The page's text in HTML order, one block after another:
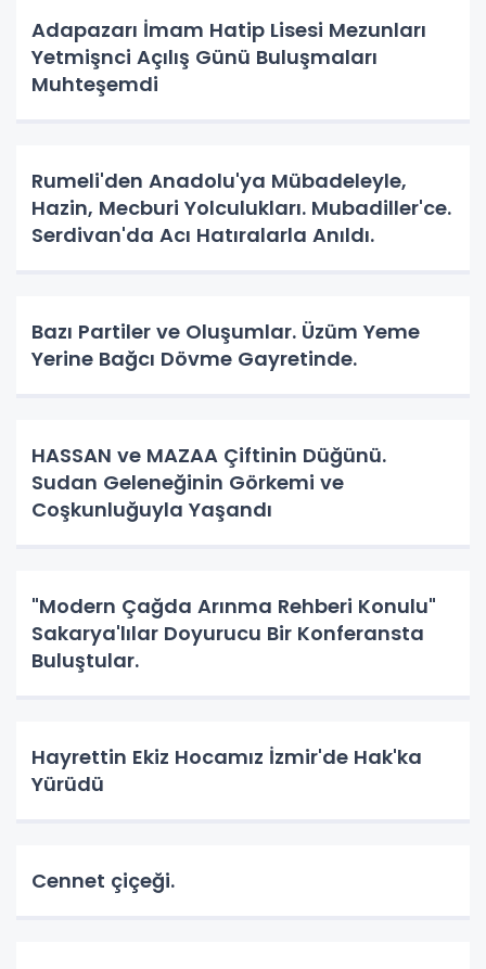
Adapazarı İmam Hatip Lisesi Mezunları
Yetmişnci Açılış Günü Buluşmaları
Muhteşemdi
Rumeli'den Anadolu'ya Mübadeleyle,
Hazin, Mecburi Yolculukları. Mubadiller'ce.
Serdivan'da Acı Hatıralarla Anıldı.
Bazı Partiler ve Oluşumlar. Üzüm Yeme
Yerine Bağcı Dövme Gayretinde.
HASSAN ve MAZAA Çiftinin Düğünü.
Sudan Geleneğinin Görkemi ve
Coşkunluğuyla Yaşandı
"Modern Çağda Arınma Rehberi Konulu"
Sakarya'lılar Doyurucu Bir Konferansta
Buluştular.
Hayrettin Ekiz Hocamız İzmir'de Hak'ka
Yürüdü
Cennet çiçeği.